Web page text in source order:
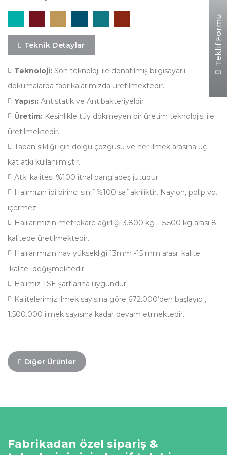
Teknik Detaylar
Teknoloji: Son teknoloji ile donatılmış bilgisayarlı
dokumalarda fabrikalarımızda üretilmektedir.
Yapısı: Antistatik ve Antibakteriyeldir
Üretim: Kesinlikle tüy dökmeyen bir üretim teknolojisi ile
üretilmektedir.
Taban sıklığı için dolgu çözgüsü ve her ilmek arasına üç
kat atkı kullanılmıştır.
Atkı kalitesi %100 ithal bangladeş jutudur.
Halımızın ipi birinci sınıf %100 saf akriliktir. Naylon, polip vb.
içermez.
Halılarımızın metrekare ağırlığı 3.800 kg – 5.500 kg arası 8
kalitede üretilmektedir.
Halılarımızın hav yüksekliği 13mm -15 mm arası kalite
kalite değişmektedir.
Halımız TSE şartlarına uygundur.
Kalitelerimiz ilmek sayısına göre 672.000’den başlayıp ,
1.500.000 ilmek sayısına kadar devam etmektedir.
Diğer Ürünler
Fabrikadan özel sipariş &
Teklif Formu